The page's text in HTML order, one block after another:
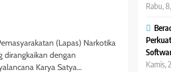
(Lapas) Narkotika
dirangkaikan dengan
Karya Satya…
Rabu,
Kamis,